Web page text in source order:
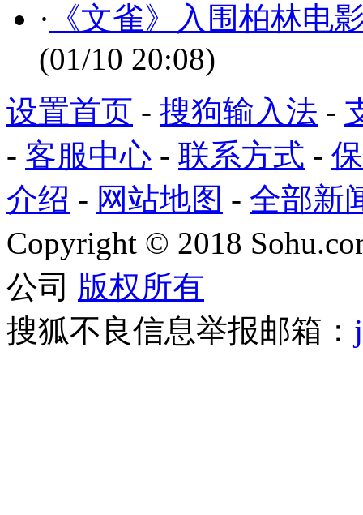
· 《文雀》入围柏林电
(01/10 20:08)
设置首页 - 搜狗输入法 -
- 客服中心 - 联系方式 -
介绍 - 网站地图 - 全部新
Copyright © 2018
公司 版权所有
搜狐不良信息举报邮箱：